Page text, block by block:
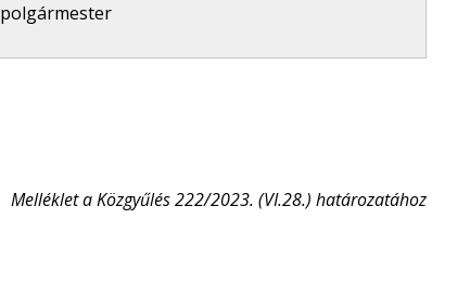
polgármester
Melléklet a Közgyűlés 222/2023. (VI.28.) határozatához